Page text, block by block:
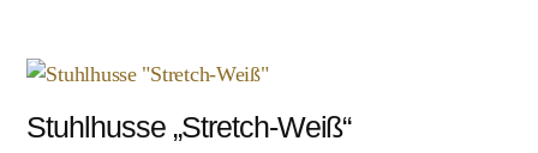
Stuhlhusse „Stretch-Weiß“